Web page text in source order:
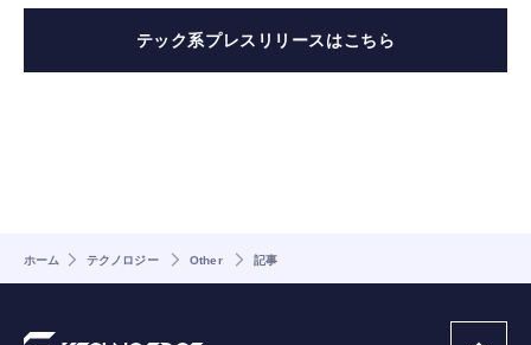
テック系プレスリリースはこちら
ホーム テクノロジー Other 記事